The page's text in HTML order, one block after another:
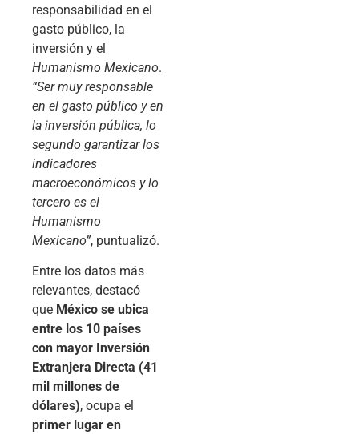
responsabilidad en el
gasto público, la
inversión y el
Humanismo Mexicano.
“Ser muy responsable
en el gasto público y en
la inversión pública, lo
segundo garantizar los
indicadores
macroeconómicos y lo
tercero es el
Humanismo
Mexicano”, puntualizó.
Entre los datos más
relevantes, destacó
que México se ubica
entre los 10 países
con mayor Inversión
Extranjera Directa (41
mil millones de
dólares), ocupa el
primer lugar en